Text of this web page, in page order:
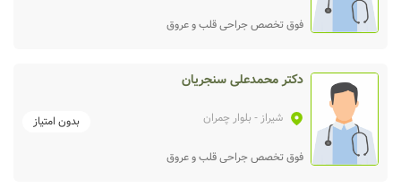
فوق تخصص جراحی قلب و عروق
دکتر محمدعلی سنجریان
شیراز - بلوار چمران بدون امتیاز
فوق تخصص جراحی قلب و عروق